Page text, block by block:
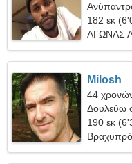
182 εκ
ΑΓΩΝΑΣ
Milosh
44
Δουλεύω
190 εκ